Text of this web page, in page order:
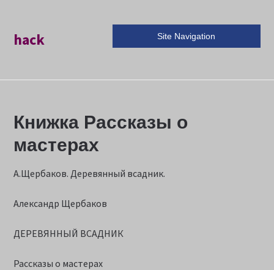
hack Site Navigation
Книжка Рассказы о
мастерах
А.Щербаков. Деревянный всадник.
Александр Щербаков
ДЕРЕВЯННЫЙ ВСАДНИК
Рассказы о мастерах